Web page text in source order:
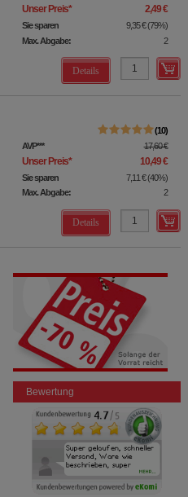
Unser Preis* 2,49 €
Sie sparen 9,35 € (79%)
Max. Abgabe:
2
Details
10
AVP*** 17,60 €
Unser Preis* 10,49 €
Sie sparen 7,11 € (40%)
Max. Abgabe:
2
Details
Bewertung